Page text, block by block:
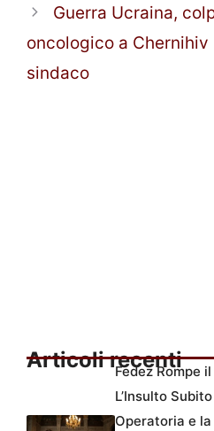
Guerra Ucraina,
oncologico a Chernihiv
sindaco
Articoli recenti
Fedez Rompe
L’Insulto
Operatoria e la